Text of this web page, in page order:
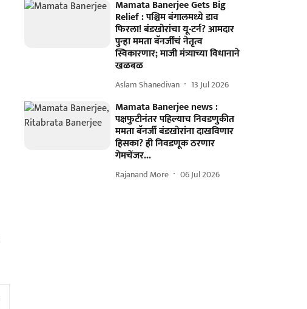
Mamata Banerjee Gets Big
Relief : पश्चिम बंगालमध्ये डाव
फिरला! बंडखोरांचा यू-टर्न? आमदार
पुन्हा ममता बॅनर्जींचं नेतृत्व
स्विकारणार; माजी मंत्र्याच्या विधानाने
खळबळ
Aslam Shanedivan 13 Jul 2026
Mamata Banerjee news :
पक्षफुटीनंतर पहिल्याच निवडणुकीत
ममता बॅनर्जी बंडखोरांना दाखविणार
हिसका? ही निवडणूक ठरणार
गेमचेंजर...
Rajanand More 06 Jul 2026